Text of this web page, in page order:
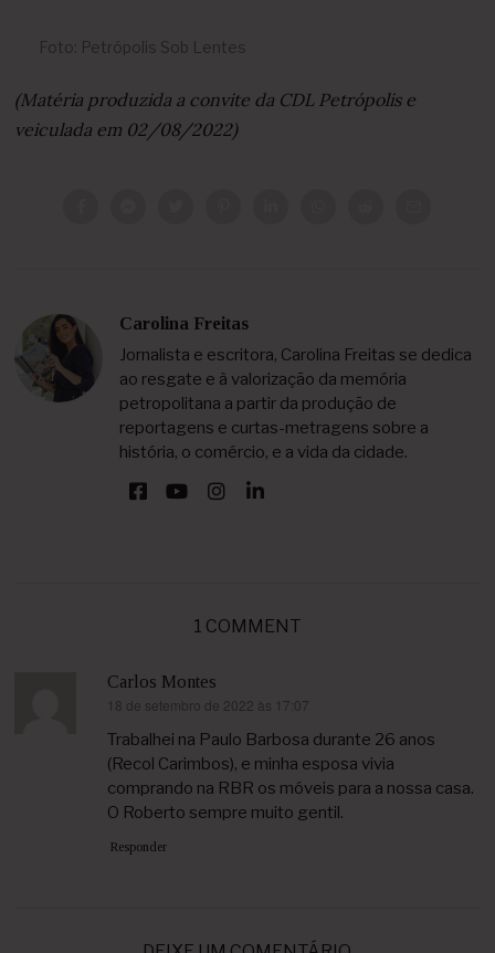
Foto: Petrópolis Sob Lentes
(Matéria produzida a convite da CDL Petrópolis e
veiculada em 02/08/2022)
Carolina Freitas
Jornalista e escritora, Carolina Freitas se dedica
ao resgate e à valorização da memória
petropolitana a partir da produção de
reportagens e curtas-metragens sobre a
história, o comércio, e a vida da cidade.
1 COMMENT
Carlos Montes
disse:
18 de setembro de 2022 às 17:07
Trabalhei na Paulo Barbosa durante 26 anos
(Recol Carimbos), e minha esposa vivia
comprando na RBR os móveis para a nossa casa.
O Roberto sempre muito gentil.
Responder